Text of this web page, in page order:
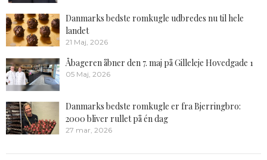
Danmarks bedste romkugle udbredes nu til hele
landet
21 Maj, 2026
Åbageren åbner den 7. maj på Gilleleje Hovedgade 1
05 Maj, 2026
Danmarks bedste romkugle er fra Bjerringbro:
2000 bliver rullet på én dag
27 mar, 2026